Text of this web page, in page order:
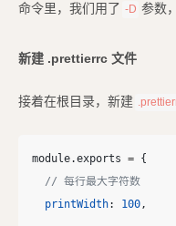
命令里，我们用了 -D 参数
新建 .prettierrc 文件
接着在根目录，新建
module.exports = {
// 每行最大字符数
printWidth: 100,